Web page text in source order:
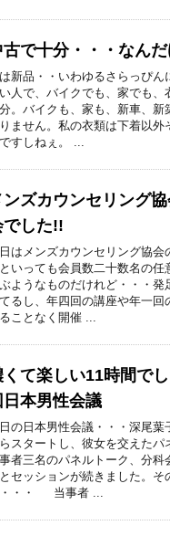
古で十分・・・なん
新品・・いわゆるさらっぴん
人で、バイクでも、家でも、
。バイクも、家も、新車、新
ません。私の衣類は下着以外
すしねぇ。 ...
ンズカウンセリング
でした!!
はメンズカウンセリング協会
いっても会員数二十数名の任
ようなものだけれど・・・発
るし、年四回の講座や年一回
ことなく開催 ...
くて楽しい11時間で
日本男性会議
の日本男性会議・・・深尾葉
スタートし、彼女を交えたパ
者三名のパネルトーク、分科
セッションが続きました。そ
・・ 当事者 ...